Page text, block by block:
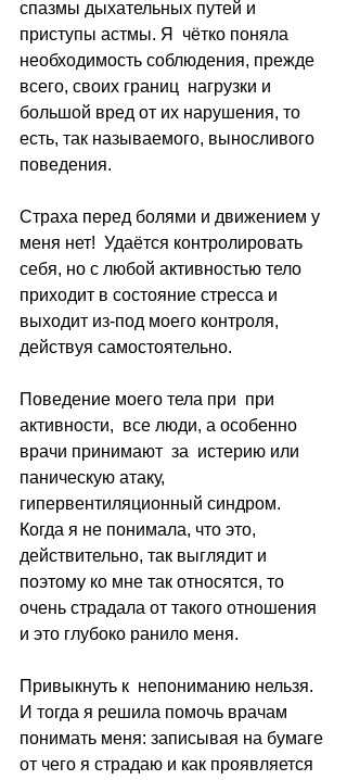
спазмы дыхательных путей и
приступы астмы. Я  чётко поняла
необходимость соблюдения, прежде
всего, своих границ  нагрузки и
большой вред от их нарушения, то
есть, так называемого, выносливого
поведения.
Страха перед болями и движением у
меня нет!  Удаётся контролировать
себя, но с любой активностью тело
приходит в состояние стресса и
выходит из-под моего контроля,
действуя самостоятельно.
Поведение моего тела при  при
активности,  все люди, а особенно
врачи принимают  за  истерию или
паническую атаку,
гипервентиляционный синдром.
Когда я не понимала, что это,
действительно, так выглядит и
поэтому ко мне так относятся, то
очень страдала от такого отношения
и это глубоко ранило меня.
Привыкнуть к  непониманию нельзя.
И тогда я решила помочь врачам
понимать меня: записывая на бумаге
от чего я страдаю и как проявляется